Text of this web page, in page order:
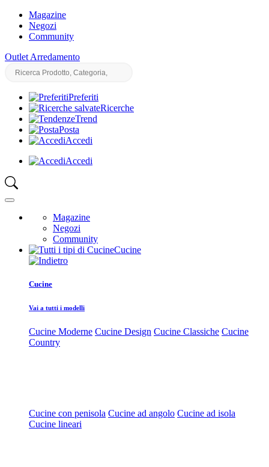
Magazine
Negozi
Community
Outlet Arredamento
Preferiti
Ricerche
Trend
Posta
Accedi
Accedi
Magazine
Negozi
Community
Cucine
Cucine
Vai a tutti i modelli
Cucine Moderne Cucine Design Cucine Classiche Cucine
Country
Cucine con penisola Cucine ad angolo Cucine ad isola
Cucine lineari